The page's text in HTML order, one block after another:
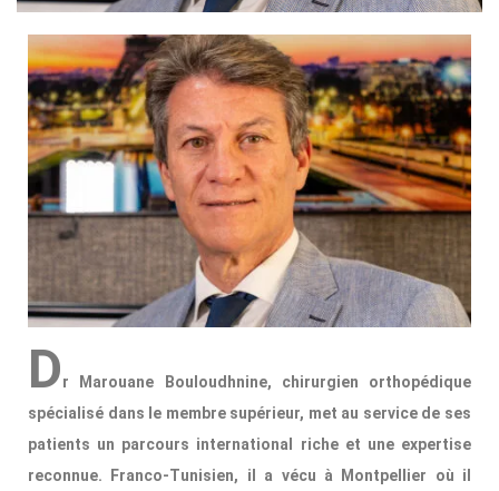
Dr Marouane Bouloudhnine, chirurgien orthopédique
spécialisé dans le membre supérieur, met au service de ses
patients un parcours international riche et une expertise
reconnue. Franco-Tunisien, il a vécu à Montpellier où il